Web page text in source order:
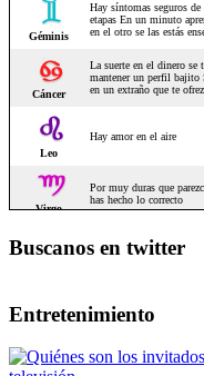
Buscanos en twitter
Entretenimiento